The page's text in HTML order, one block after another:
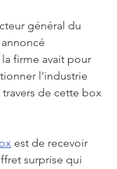
général du
firme avait pour
l'industrie
de cette box
est de recevoir
surprise qui